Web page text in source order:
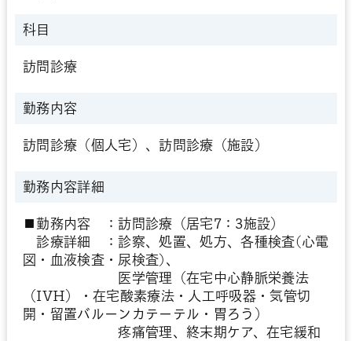
科目
訪問診療
勤務内容
訪問診療（個人宅）、訪問診療（施設）
勤務内容詳細
■勤務内容 ：訪問診療（居宅7：3施設）
診療詳細 ：診察、処置、処方、各種検査(心電
図・血液検査・尿検査)、
医学管理（在宅中心静脈栄養法
（IVH）・在宅酸素療法・人工呼吸器・気管切
開・留置バルーンカテーテル・胃ろう）
疼痛管理、終末期ケア、在宅緩和